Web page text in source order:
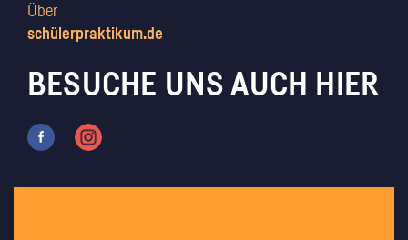
Über
schülerpraktikum.de
BESUCHE UNS AUCH HIER